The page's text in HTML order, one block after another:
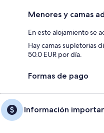
Menores y camas
En este alojamiento se
Hay camas supletorias
50.0 EUR por día.
Formas de pago
Información